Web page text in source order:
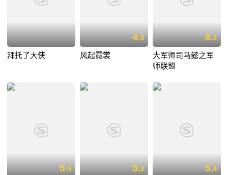
拜托了大侠
4.0
风起霓裳
8.2
大军师司马懿之军
师联盟
5.9 3.8 5.4